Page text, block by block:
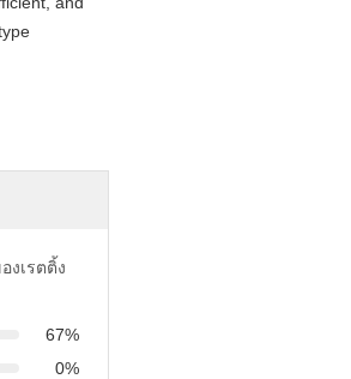
งเรตติ้ง
67%
0%